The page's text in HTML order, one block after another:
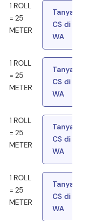
1 ROLL
= 25
METER
Tanya
CS di
WA
1 ROLL
= 25
METER
Tanya
CS di
WA
1 ROLL
= 25
METER
Tanya
CS di
WA
1 ROLL
= 25
METER
Tanya
CS di
WA